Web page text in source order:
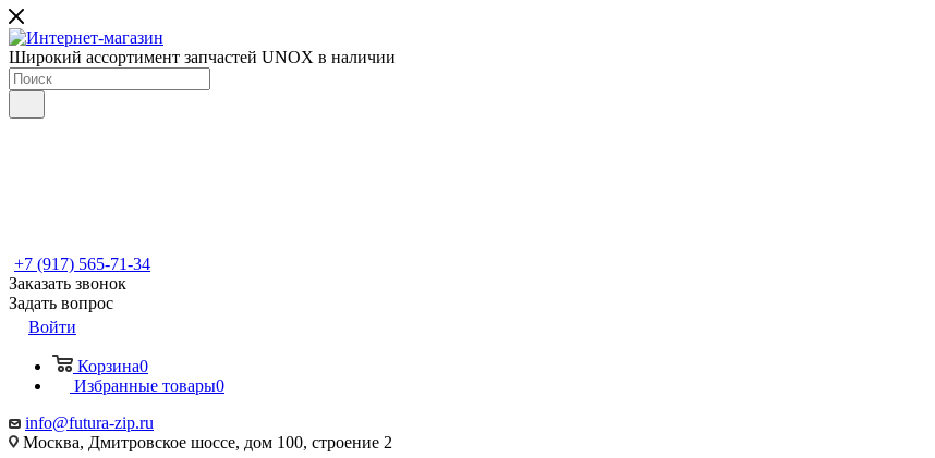
Широкий ассортимент запчастей UNOX в наличии
+7 (917) 565-71-34
Заказать звонок
Задать вопрос
Войти
Корзина0
Избранные товары0
info@futura-zip.ru
Москва, Дмитровское шоссе, дом 100, строение 2